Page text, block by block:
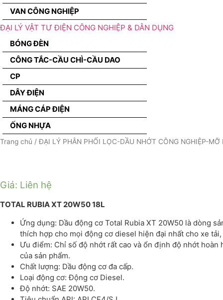
VAN CÔNG NGHIỆP
ĐẠI LÝ VẬT TƯ ĐIỆN CÔNG NGHIỆP & DÂN DỤNG
BÓNG ĐÈN
CÔNG TẮC-CẦU CHÌ-CẦU DAO
CP
DÂY ĐIỆN
MÁNG CÁP ĐIỆN
ỐNG NHỰA
Trang chủ /ĐẠI LÝ PHÂN PHỐI LỌC-DẦU NHỚT CÔNG NGHIỆP-
Giá: Liên hệ
TOTAL RUBIA XT 20W50 18L
Ứng dụng: Dầu động cơ Total Rubia XT 20W50 là dòng
thích hợp cho mọi động cơ diesel hiện đại nhất cho xe
Ưu điểm: Chỉ số độ nhớt rất cao và ổn định độ nhớt hoàn
của sản phẩm.
Chất lượng: Dầu động cơ đa cấp.
Loại động cơ: Động cơ Diesel.
Độ nhớt: SAE 20W50.